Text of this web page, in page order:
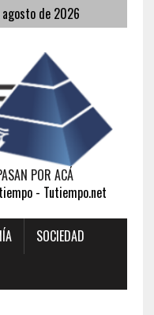
agosto de 2026
POR ACÁ
- Tutiempo.net
SOCIEDAD